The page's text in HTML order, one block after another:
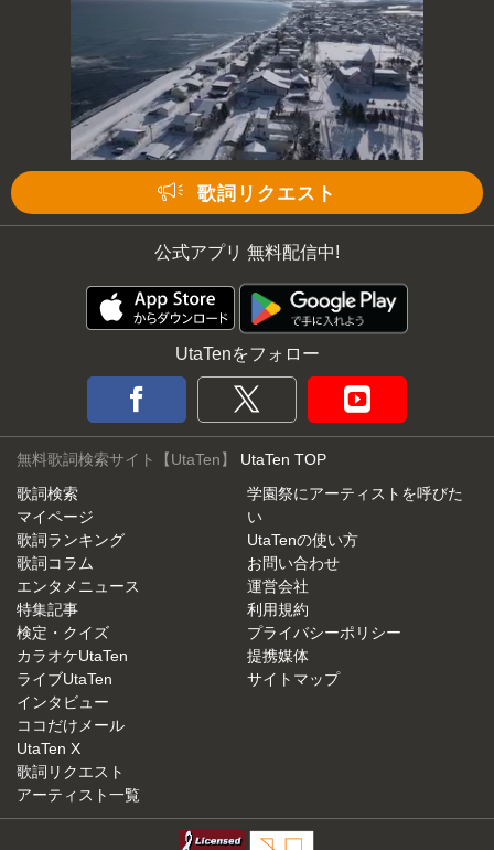
歌詞リクエスト
公式アプリ 無料配信中!
UtaTenをフォロー
無料歌詞検索サイト【UtaTen】 UtaTen TOP
歌詞検索
マイページ
歌詞ランキング
歌詞コラム
エンタメニュース
特集記事
検定・クイズ
カラオケUtaTen
ライブUtaTen
インタビュー
ココだけメール
UtaTen X
歌詞リクエスト
アーティスト一覧
学園祭にアーティストを呼びた
い
UtaTenの使い方
お問い合わせ
運営会社
利用規約
プライバシーポリシー
提携媒体
サイトマップ